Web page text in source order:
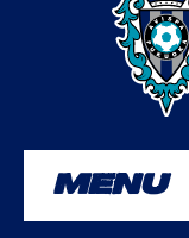
MENU